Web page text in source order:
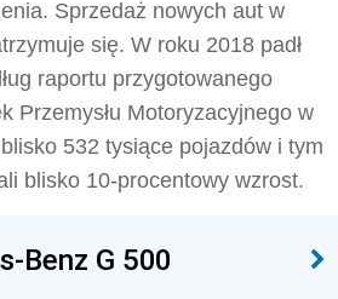
Sprzedaż nowych aut w
się. W roku 2018 padł
raportu przygotowanego
Przemysłu Motoryzacyjnego w
532 tysiące pojazdów i tym
blisko 10-procentowy wzrost.
Benz G 500